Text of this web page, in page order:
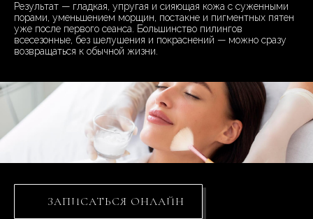
Результат — гладкая, упругая и сияющая кожа с суженными
порами, уменьшением морщин, постакне и пигментных пятен
уже после первого сеанса. Большинство пилингов
всесезонные, без шелушения и покраснений — можно сразу
возвращаться к обычной жизни.
ЗАПИСАТЬСЯ ОНЛАЙН